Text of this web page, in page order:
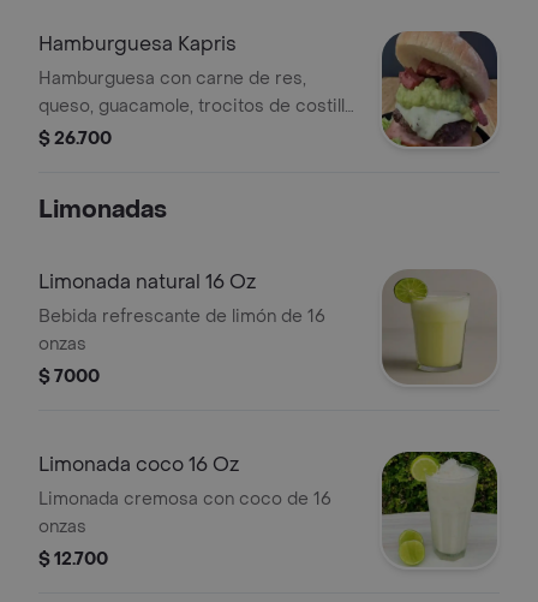
Hamburguesa Kapris
Hamburguesa con carne de res,
queso, guacamole, trocitos de costilla
de cerdo y jamón, tajadas, vegetales y
$ 26.700
Limonadas
Limonada natural 16 Oz
Bebida refrescante de limón de 16
onzas
$ 7000
Limonada coco 16 Oz
Limonada cremosa con coco de 16
onzas
$ 12.700